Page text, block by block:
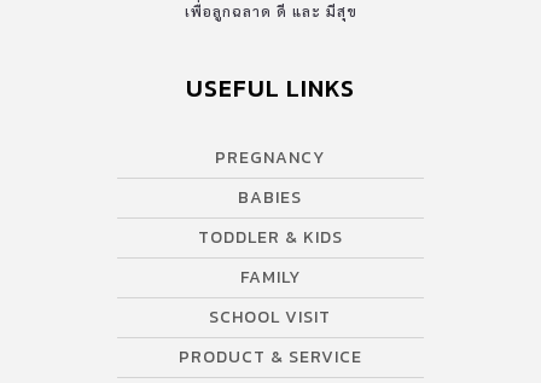
เพื่อลูกฉลาด ดี และ มีสุข
USEFUL LINKS
PREGNANCY
BABIES
TODDLER & KIDS
FAMILY
SCHOOL VISIT
PRODUCT & SERVICE